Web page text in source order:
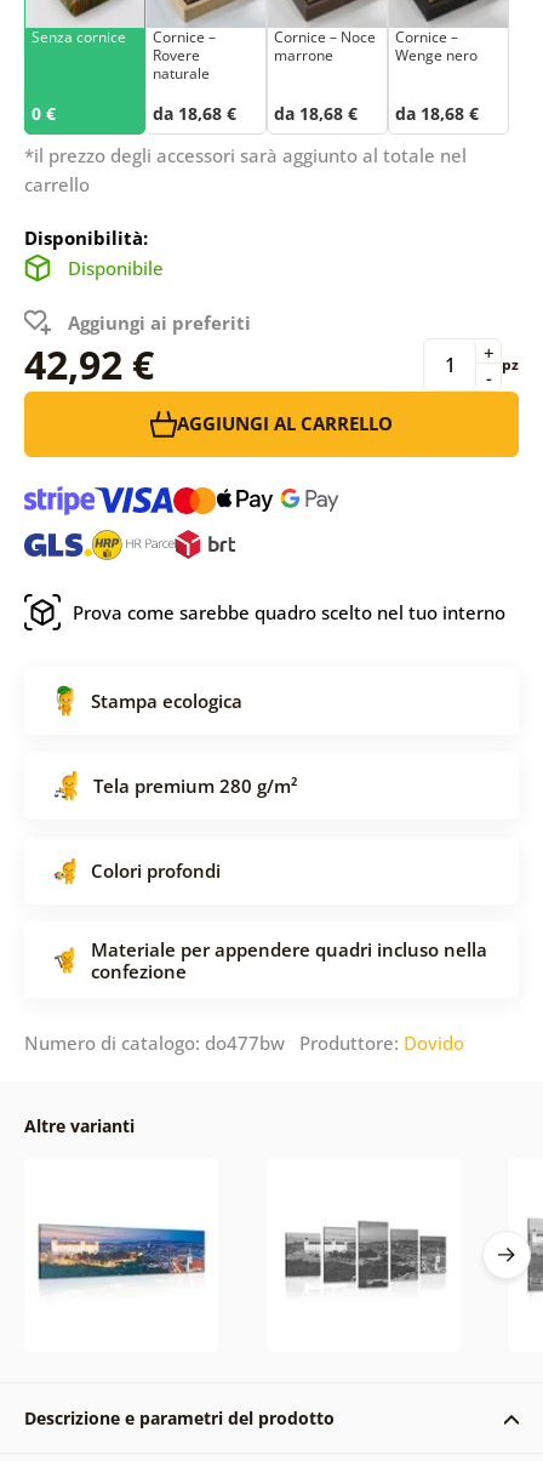
Senza cornice
0 €
Cornice –
Rovere
naturale
da 18,68 €
Cornice – Noce
marrone
da 18,68 €
Cornice –
Wenge nero
da 18,68 €
*il prezzo degli accessori sarà aggiunto al totale nel
carrello
Disponibilità:
Disponibile
Aggiungi ai preferiti
42,92 € -
+ pz
AGGIUNGI AL CARRELLO
Prova come sarebbe quadro scelto nel tuo interno
Stampa ecologica
Tela premium 280 g/m²
Colori profondi
Materiale per appendere quadri incluso nella
confezione
Numero di catalogo: do477bw Produttore: Dovido
Altre varianti
Descrizione e parametri del prodotto